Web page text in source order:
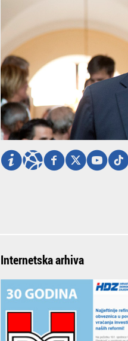
Internetska arhiva